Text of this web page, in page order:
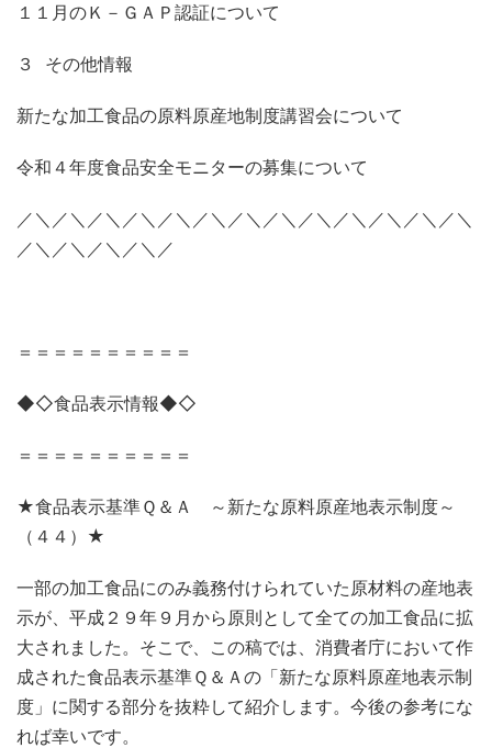
１１月のＫ－ＧＡＰ認証について
３ その他情報
新たな加工食品の原料原産地制度講習会について
令和４年度食品安全モニターの募集について
／＼／＼／＼／＼／＼／＼／＼／＼／＼／＼／＼／＼／＼
／＼／＼／＼／＼／
＝＝＝＝＝＝＝＝＝＝
◆◇食品表示情報◆◇
＝＝＝＝＝＝＝＝＝＝
★食品表示基準Ｑ＆Ａ ～新たな原料原産地表示制度～
（４４）★
一部の加工食品にのみ義務付けられていた原材料の産地表
示が、平成２９年９月から原則として全ての加工食品に拡
大されました。そこで、この稿では、消費者庁において作
成された食品表示基準Ｑ＆Ａの「新たな原料原産地表示制
度」に関する部分を抜粋して紹介します。今後の参考にな
れば幸いです。